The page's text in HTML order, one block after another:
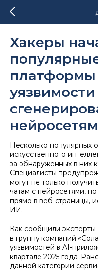
Хакеры
платформы
уязвимости
Несколько популярных
искусственного
за обнаруженных в них
Специалисты
могут не только
чатам с нейросетями,
прямо в веб-страницы,
ИИ.
Как сообщили эксперты
в группу компаний
уязвимостей в AI-
квартале 2025 года.
данной категории